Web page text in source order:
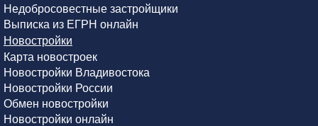
Недобросовестные застройщики
Выписка из ЕГРН онлайн
Новостройки
Карта новостроек
Новостройки Владивостока
Новостройки России
Обмен новостройки
Новостройки онлайн